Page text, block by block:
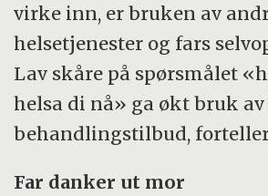
virke inn, er bruken av
helsetjenester og fars
Lav skåre på spørsmålet
helsa di nå» ga økt bruk
behandlingstilbud,
Far danker ut mor